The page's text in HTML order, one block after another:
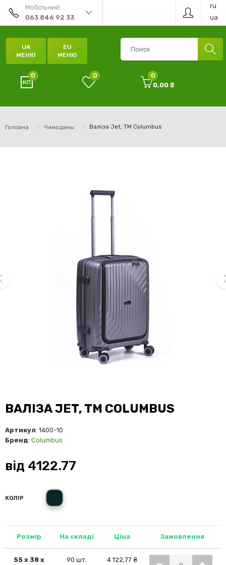
Мобільний:
063 846 92 33
ru
ua
UA
МЕНЮ
EU
МЕНЮ
0 0
0
0,00 ₴
Головна Чемоданы Валіза Jet, TM Columbus
ВАЛІЗА JET, TM COLUMBUS
Артикул: 1400-10
Бренд: Columbus
від 4122.77
КОЛІР
сірий
Розмір На складі Ціна Замовлення
55 х 38 х
90 шт. 4 122,77 ₴